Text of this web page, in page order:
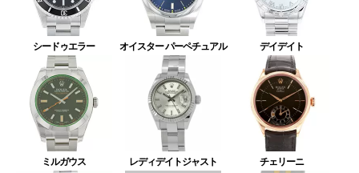
シードゥエラー オイスター パーペチュアル デイデイト
ミルガウス レディデイトジャスト チェリーニ